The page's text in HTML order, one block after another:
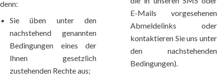
denn:
Sie üben unter den
nachstehend genannten
Bedingungen eines der
Ihnen gesetzlich
zustehenden Rechte aus;
E-Mails vorgesehenen
Abmeldelinks oder
kontaktieren Sie uns unter
den nachstehenden
Bedingungen).